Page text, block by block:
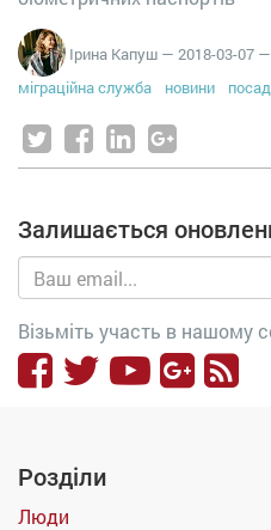
Ірина Капуш — 2018-03-07 —
міграційна служба
новини
Залишається
Візьміть участь в нашому
Розділи
Люди